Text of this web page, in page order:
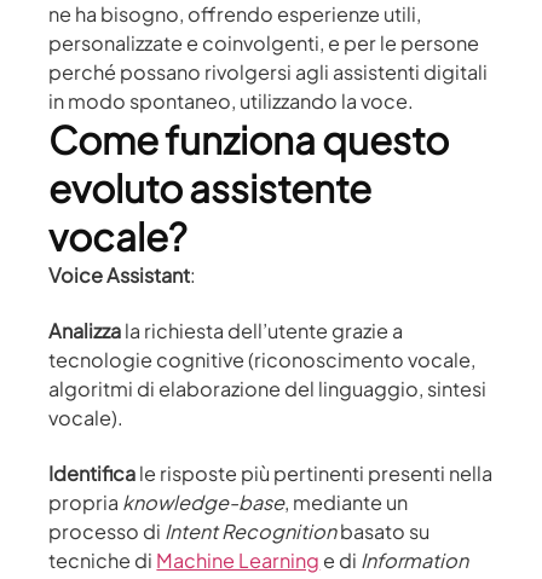
ne ha bisogno, offrendo esperienze utili,
personalizzate e coinvolgenti, e per le persone
perché possano rivolgersi agli assistenti digitali
in modo spontaneo, utilizzando la voce.
Come funziona questo
evoluto assistente
vocale?
Voice Assistant:
Analizzala richiesta dell’utente grazie a
tecnologie cognitive (riconoscimento vocale,
algoritmi di elaborazione del linguaggio, sintesi
vocale).
Identificale risposte più pertinenti presenti nella
propria knowledge-base, mediante un
processo di Intent Recognitionbasato su
tecniche di Machine Learning e di Information